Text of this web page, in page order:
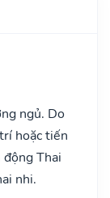
ngủ. Do
hoặc tiến
Thai
nhi.